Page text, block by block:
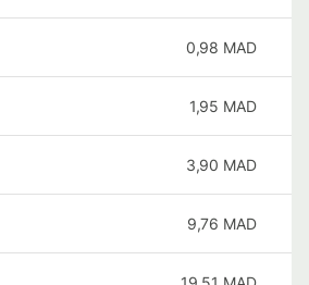
0,98 MAD
1,95 MAD
3,90 MAD
9,76 MAD